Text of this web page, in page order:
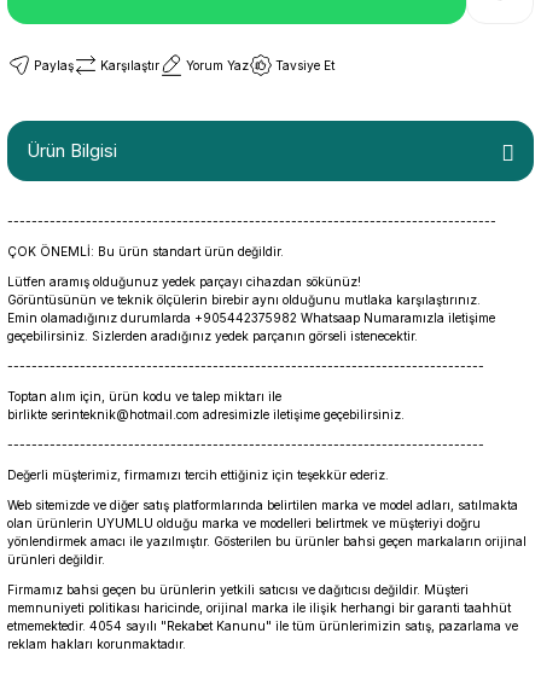
Paylaş Karşılaştır Yorum Yaz Tavsiye Et
Ürün Bilgisi
---------------------------------------------------------------------------------
ÇOK ÖNEMLİ: Bu ürün standart ürün değildir.
Lütfen aramış olduğunuz yedek parçayı cihazdan sökünüz!
Görüntüsünün ve teknik ölçülerin birebir aynı olduğunu mutlaka karşılaştırınız.
Emin olamadığınız durumlarda +905442375982 Whatsaap Numaramızla iletişime
geçebilirsiniz. Sizlerden aradığınız yedek parçanın görseli istenecektir.
-------------------------------------------------------------------------------
Toptan alım için, ürün kodu ve talep miktarı ile
birlikte serinteknik@hotmail.com adresimizle iletişime geçebilirsiniz.
-------------------------------------------------------------------------------
Değerli müşterimiz, firmamızı tercih ettiğiniz için teşekkür ederiz.
Web sitemizde ve diğer satış platformlarında belirtilen marka ve model adları, satılmakta
olan ürünlerin UYUMLU olduğu marka ve modelleri belirtmek ve müşteriyi doğru
yönlendirmek amacı ile yazılmıştır. Gösterilen bu ürünler bahsi geçen markaların orijinal
ürünleri değildir.
Firmamız bahsi geçen bu ürünlerin yetkili satıcısı ve dağıtıcısı değildir. Müşteri
memnuniyeti politikası haricinde, orijinal marka ile ilişik herhangi bir garanti taahhüt
etmemektedir. 4054 sayılı "Rekabet Kanunu" ile tüm ürünlerimizin satış, pazarlama ve
reklam hakları korunmaktadır.